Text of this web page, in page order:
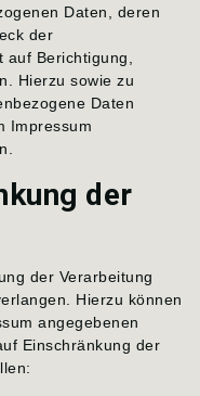
Daten, deren
der
auf Berichtigung,
Hierzu sowie zu
Daten
Impressum
der
der Verarbeitung
Hierzu können
angegebenen
Einschränkung der